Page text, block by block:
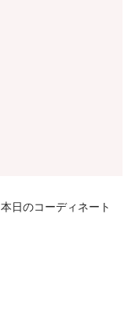
本日のコーディネート